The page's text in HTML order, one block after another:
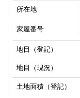
所在地
家屋番号
地目（登記）
地目（現況）
土地面積（登記）